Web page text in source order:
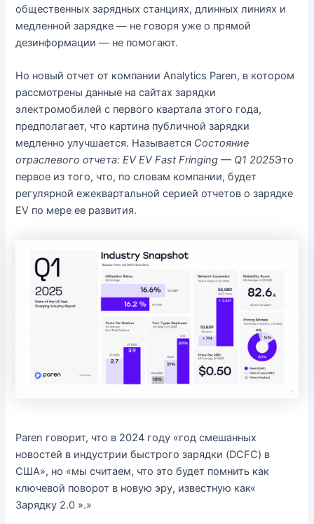
общественных зарядных станциях, длинных линиях и
медленной зарядке — не говоря уже о прямой
дезинформации — не помогают.
Но новый отчет от компании Analytics Paren, в котором
рассмотрены данные на сайтах зарядки
электромобилей с первого квартала этого года,
предполагает, что картина публичной зарядки
медленно улучшается. Называется Состояние
отраслевого отчета: EV EV Fast Fringing — Q1 2025Это
первое из того, что, по словам компании, будет
регулярной ежеквартальной серией отчетов о зарядке
EV по мере ее развития.
Paren говорит, что в 2024 году «год смешанных
новостей в индустрии быстрого зарядки (DCFC) в
США», но «мы считаем, что это будет помнить как
ключевой поворот в новую эру, известную как«
Зарядку 2.0 ».»